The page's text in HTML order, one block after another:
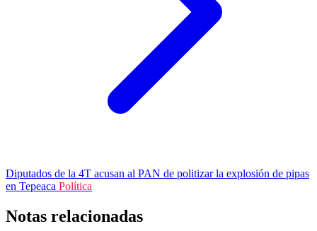
Diputados de la 4T acusan al PAN de politizar la explosión de pipas
en Tepeaca Política
Notas relacionadas